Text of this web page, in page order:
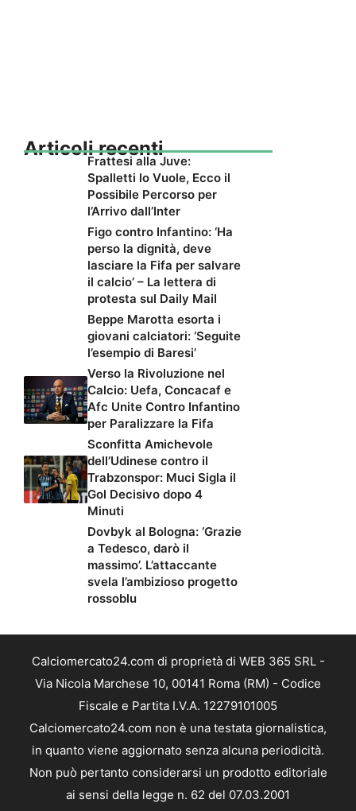
Articoli recenti
Frattesi alla Juve:
Spalletti lo Vuole, Ecco il
Possibile Percorso per
l’Arrivo dall’Inter
Figo contro Infantino: ‘Ha
perso la dignità, deve
lasciare la Fifa per salvare
il calcio’ – La lettera di
protesta sul Daily Mail
Beppe Marotta esorta i
giovani calciatori: ‘Seguite
l’esempio di Baresi’
Verso la Rivoluzione nel
Calcio: Uefa, Concacaf e
Afc Unite Contro Infantino
per Paralizzare la Fifa
Sconfitta Amichevole
dell’Udinese contro il
Trabzonspor: Muci Sigla il
Gol Decisivo dopo 4
Minuti
Dovbyk al Bologna: ‘Grazie
a Tedesco, darò il
massimo’. L’attaccante
svela l’ambizioso progetto
rossoblu
Calciomercato24.com di proprietà di WEB 365 SRL -
Via Nicola Marchese 10, 00141 Roma (RM) - Codice
Fiscale e Partita I.V.A. 12279101005
Calciomercato24.com non è una testata giornalistica,
in quanto viene aggiornato senza alcuna periodicità.
Non può pertanto considerarsi un prodotto editoriale
ai sensi della legge n. 62 del 07.03.2001